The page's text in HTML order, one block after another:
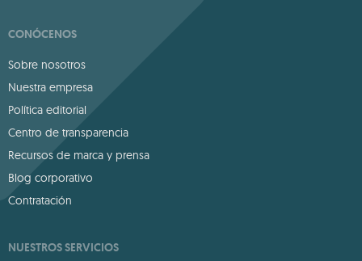
CONÓCENOS
Sobre nosotros
Nuestra empresa
Política editorial
Centro de transparencia
Recursos de marca y prensa
Blog corporativo
Contratación
NUESTROS SERVICIOS